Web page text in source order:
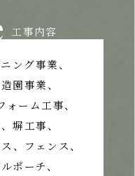
工事内容
ング事業、
園事業、
ーム工事、
塀工事、
、フェンス、
ポーチ、